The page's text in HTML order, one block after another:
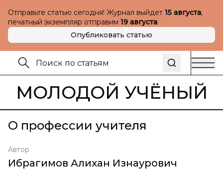
Отправьте статью сегодня! Журнал выйдет 15 августа,
печатный экземпляр отправим 19 августа
Опубликовать статью
МОЛОДОЙ УЧЁНЫЙ
О профессии учителя
Автор
Ибрагимов Алихан Изнаурович